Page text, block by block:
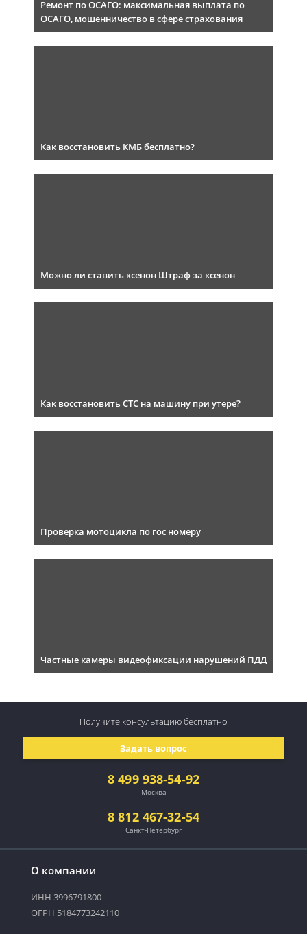
Ремонт по ОСАГО: максимальная выплата по
ОСАГО, мошенничество в сфере страхования
Как восстановить КМБ бесплатно?
Можно ли ставить ксенон Штраф за ксенон
Как восстановить СТС на машину при утере?
Проверка мотоцикла по гос номеру
Частные камеры видеофиксации нарушений ПДД
О компании
ИНН 3996791800
ОГРН 5184773242110
8 499 938-54-92
Москва
8 812 467-32-54
Санкт-Петербург
Задать вопрос
Получите консультациюбесплатно